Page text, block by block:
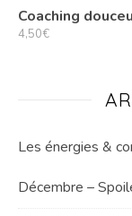
Coaching
4,50€
Les énergies &
Décembre –